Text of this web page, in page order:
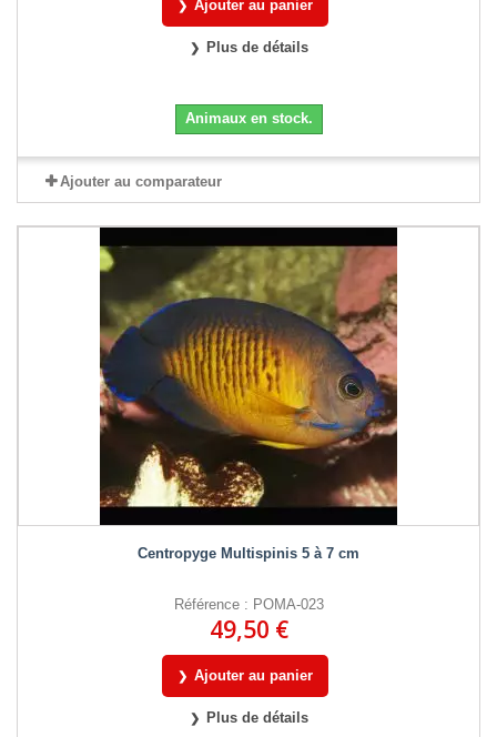
Ajouter au panier
Plus de détails
Animaux en stock.
Ajouter au comparateur
Centropyge Multispinis 5 à 7 cm
Référence : POMA-023
49,50 €
Ajouter au panier
Plus de détails